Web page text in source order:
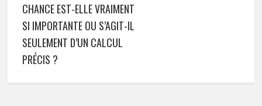
CHANCE EST-ELLE VRAIMENT
SI IMPORTANTE OU S’AGIT-IL
SEULEMENT D’UN CALCUL
PRÉCIS ?